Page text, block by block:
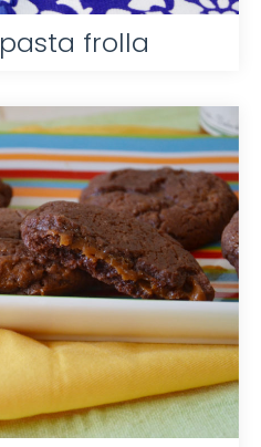
frolla